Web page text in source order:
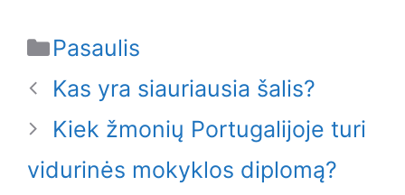
Categories
Pasaulis
Kas yra siauriausia šalis?
Kiek žmonių Portugalijoje turi
vidurinės mokyklos diplomą?